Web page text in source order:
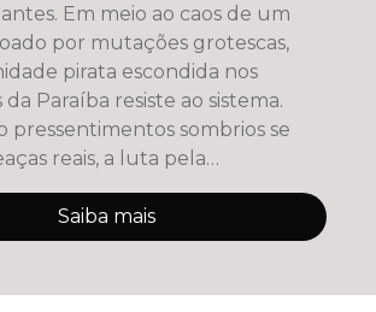
Em meio ao caos de um
por mutações grotescas,
pirata escondida nos
Paraíba resiste ao sistema.
pressentimentos sombrios se
reais, a luta pela
vira uma gu
Saiba mais